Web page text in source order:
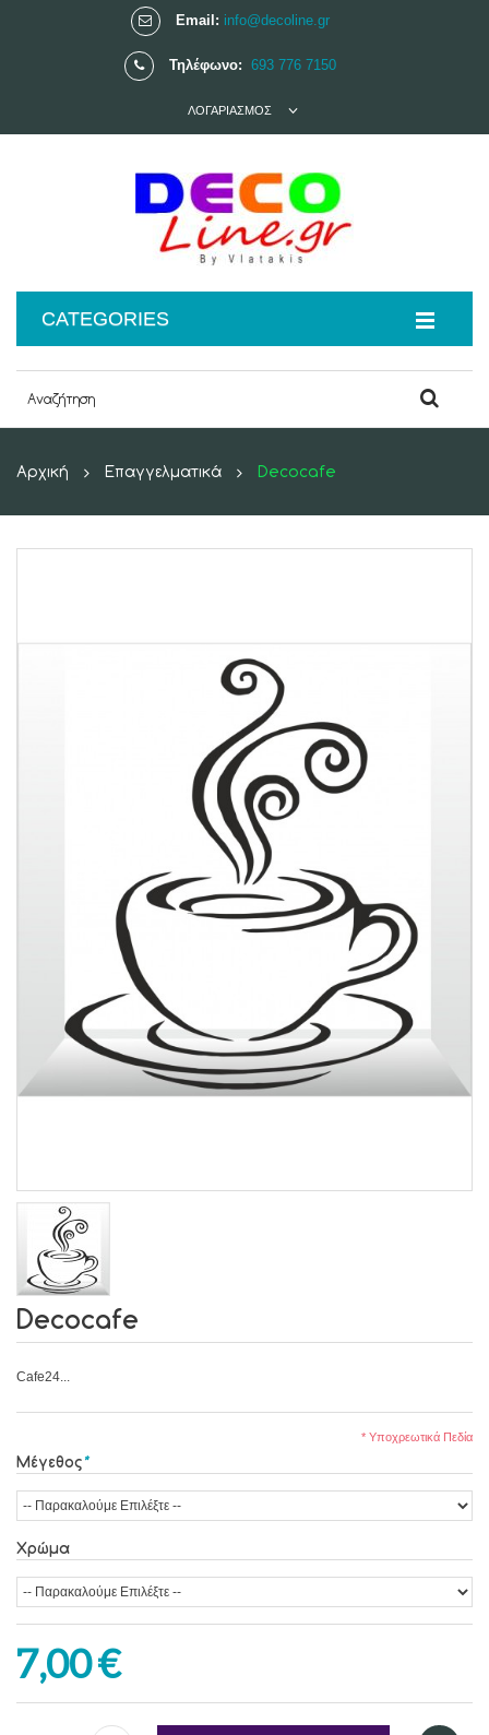
Email: info@decoline.gr
Τηλέφωνο: 693 776 7150
ΛΟΓΑΡΙΑΣΜΌΣ
CATEGORIES
Αρχική Επαγγελματικά Decocafe
Decocafe
Cafe24...
Μέγεθος*
Χρώμα
* Υποχρεωτικά Πεδία
7,00 €